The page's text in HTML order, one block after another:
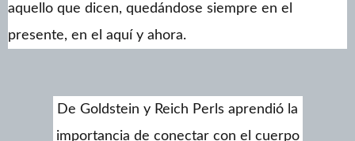
aquello que dicen, quedándose siempre en el
presente, en el aquí y ahora.
De Goldstein y Reich Perls aprendió la
importancia de conectar con el cuerpo